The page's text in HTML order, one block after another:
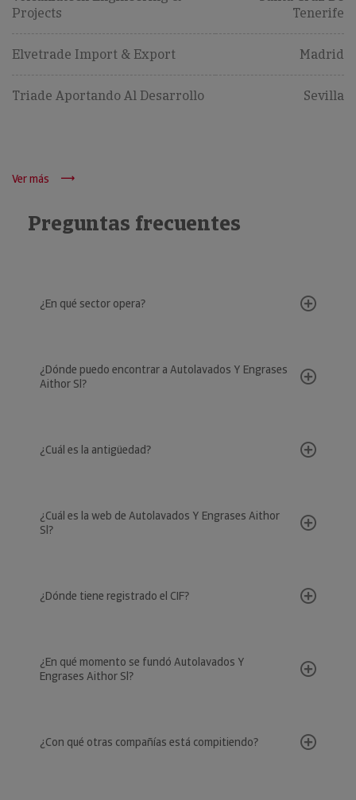
Projects
Tenerife
Elvetrade Import & Export Madrid
Triade Aportando Al Desarrollo Sevilla
Ver más
Preguntas frecuentes
¿En qué sector opera?
¿Dónde puedo encontrar a Autolavados Y Engrases
Aithor Sl?
¿Cuál es la antigüedad?
¿Cuál es la web de Autolavados Y Engrases Aithor
Sl?
¿Dónde tiene registrado el CIF?
¿En qué momento se fundó Autolavados Y
Engrases Aithor Sl?
¿Con qué otras compañías está compitiendo?